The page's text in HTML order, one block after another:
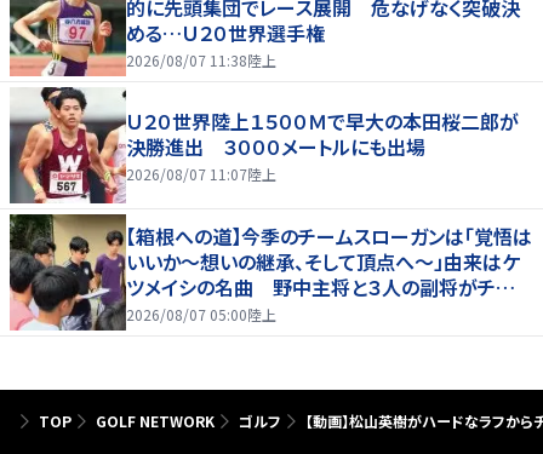
的に先頭集団でレース展開 危なげなく突破決
める…Ｕ２０世界選手権
2026/08/07 11:38陸上
Ｕ２０世界陸上１５００Ｍで早大の本田桜二郎が
決勝進出 ３０００メートルにも出場
2026/08/07 11:07陸上
【箱根への道】今季のチームスローガンは「覚悟は
いいか～想いの継承、そして頂点へ～」由来はケ
ツメイシの名曲 野中主将と３人の副将がチーム
を引っ張る…夏合宿特集第１弾、国学院大
2026/08/07 05:00陸上
TOP GOLF NETWORK ゴルフ 【動画】松山英樹がハードなラフから